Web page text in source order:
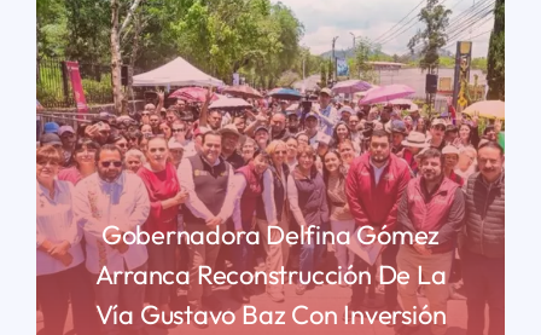
Gobernadora Delfina Gómez
Arranca Reconstrucción De La
Vía Gustavo Baz Con Inversión